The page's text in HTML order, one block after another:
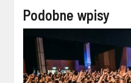
Podobne wpisy